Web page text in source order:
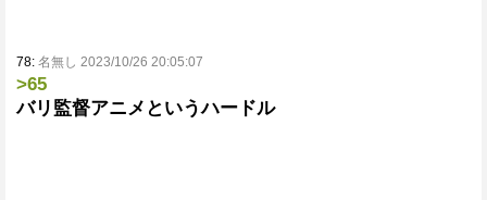
78: 名無し 2023/10/26 20:05:07
>65
バリ監督アニメというハードル